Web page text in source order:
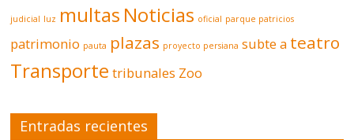
judicial luz multas Noticias oficial parque patricios
patrimonio pauta plazas proyecto persiana subte a teatro
Transporte tribunales Zoo
Entradas recientes